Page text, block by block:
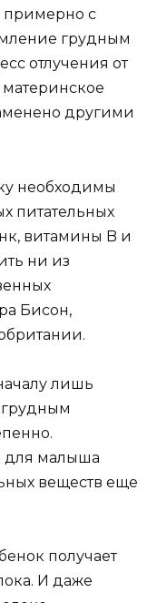
примерно с
грудным
отлучения от
материнское
другими
необходимы
питательных
витамины B и
ни из
Бисон,
лишь
грудным
для малыша
веществ еще
получает
И даже